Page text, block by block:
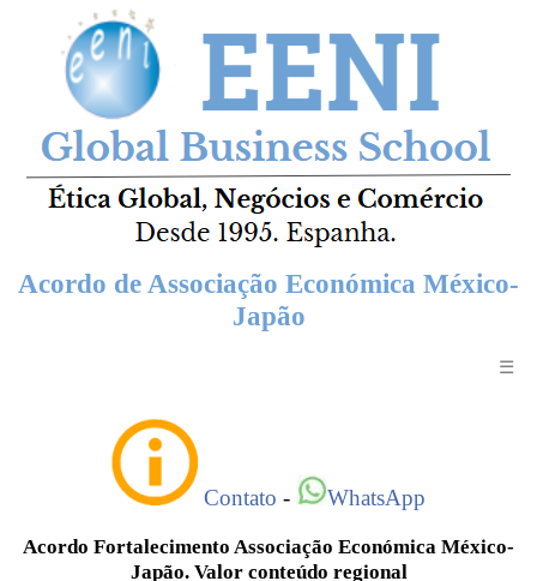
Acordo de Associação Económica México-
Japão
☰
Contato - WhatsApp
Acordo Fortalecimento Associação Económica México-
Japão. Valor conteúdo regional